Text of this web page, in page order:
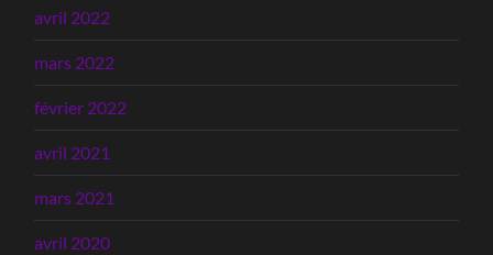
avril 2022
mars 2022
février 2022
avril 2021
mars 2021
avril 2020